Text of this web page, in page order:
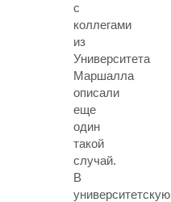
с
коллегами
из
Университета
Маршалла
описали
еще
один
такой
случай.
В
университетскую